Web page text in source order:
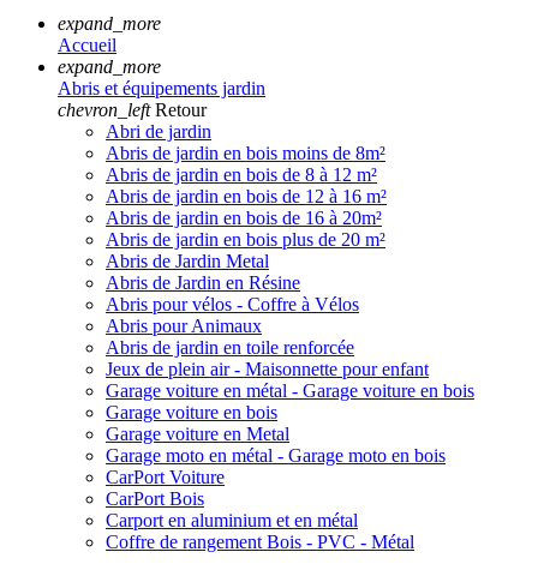
expand_more
Accueil
expand_more
Abris et équipements jardin
chevron_left Retour
Abri de jardin
Abris de jardin en bois moins de 8m²
Abris de jardin en bois de 8 à 12 m²
Abris de jardin en bois de 12 à 16 m²
Abris de jardin en bois de 16 à 20m²
Abris de jardin en bois plus de 20 m²
Abris de Jardin Metal
Abris de Jardin en Résine
Abris pour vélos - Coffre à Vélos
Abris pour Animaux
Abris de jardin en toile renforcée
Jeux de plein air - Maisonnette pour enfant
Garage voiture en métal - Garage voiture en bois
Garage voiture en bois
Garage voiture en Metal
Garage moto en métal - Garage moto en bois
CarPort Voiture
CarPort Bois
Carport en aluminium et en métal
Coffre de rangement Bois - PVC - Métal